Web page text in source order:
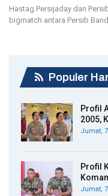
Hastag Persijaday dan
bigmatch antara Persib
Populer
Profil
2005,
Jumat,
Profil
Jumat,